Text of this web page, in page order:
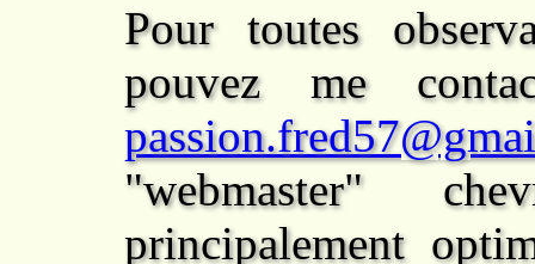
Pour toutes
pouvez me
"webmaster"
principalement